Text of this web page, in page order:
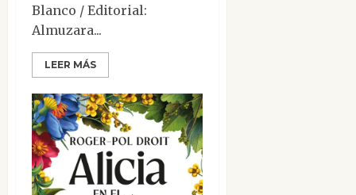
Blanco / Editorial:
Almuzara...
LEER MÁS